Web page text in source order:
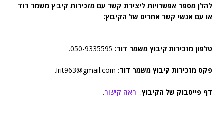
להלן מספר אפשרויות ליצירת קשר עם מזכירות קיבוץ משמר דוד
או עם אנשי קשר אחרים של הקיבוץ:
טלפון מזכירות קיבוץ משמר דוד: 050-9335595.
פקס מזכירות קיבוץ משמר דוד: Irit963@gmail.com.
דף פייסבוק של הקיבוץ: ראה קישור.